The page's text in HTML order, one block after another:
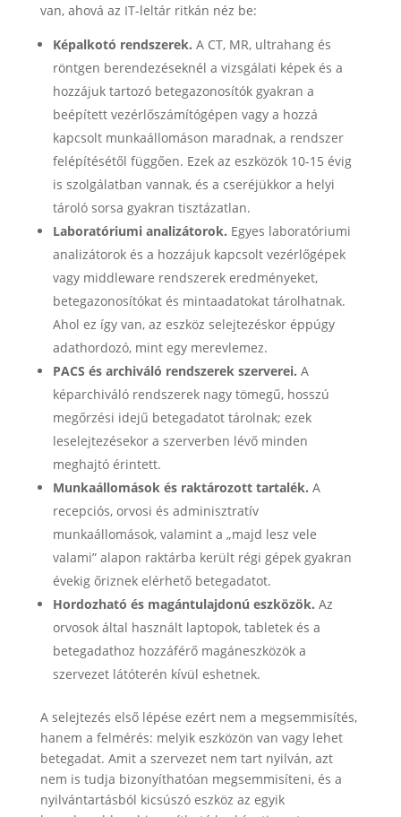
van, ahová az IT-leltár ritkán néz be:
Képalkotó rendszerek. A CT, MR, ultrahang és
röntgen berendezéseknél a vizsgálati képek és a
hozzájuk tartozó betegazonosítók gyakran a
beépített vezérlőszámítógépen vagy a hozzá
kapcsolt munkaállomáson maradnak, a rendszer
felépítésétől függően. Ezek az eszközök 10-15 évig
is szolgálatban vannak, és a cseréjükkor a helyi
tároló sorsa gyakran tisztázatlan.
Laboratóriumi analizátorok. Egyes laboratóriumi
analizátorok és a hozzájuk kapcsolt vezérlőgépek
vagy middleware rendszerek eredményeket,
betegazonosítókat és mintaadatokat tárolhatnak.
Ahol ez így van, az eszköz selejtezéskor éppúgy
adathordozó, mint egy merevlemez.
PACS és archiváló rendszerek szerverei. A
képarchiváló rendszerek nagy tömegű, hosszú
megőrzési idejű betegadatot tárolnak; ezek
leselejtezésekor a szerverben lévő minden
meghajtó érintett.
Munkaállomások és raktározott tartalék. A
recepciós, orvosi és adminisztratív
munkaállomások, valamint a „majd lesz vele
valami” alapon raktárba került régi gépek gyakran
évekig őriznek elérhető betegadatot.
Hordozható és magántulajdonú eszközök. Az
orvosok által használt laptopok, tabletek és a
betegadathoz hozzáférő magáneszközök a
szervezet látóterén kívül eshetnek.
A selejtezés első lépése ezért nem a megsemmisítés,
hanem a felmérés: melyik eszközön van vagy lehet
betegadat. Amit a szervezet nem tart nyilván, azt
nem is tudja bizonyíthatóan megsemmisíteni, és a
nyilvántartásból kicsúszó eszköz az egyik